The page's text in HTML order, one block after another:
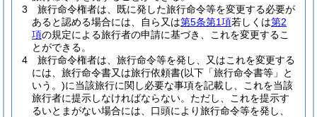
3
旅行命令権者は、既に発した旅行命令等を変更する必要が
あると認める場合には、自ら又は第5条第1項若しくは第2
項の規定による旅行者の申請に基づき、これを変更するこ
とができる。
4
旅行命令権者は、旅行命令等を発し、又はこれを変更する
には、旅行命令書又は旅行依頼書(以下「旅行命令書等」と
いう。)に当該旅行に関し必要な事項を記載し、これを当該
旅行者に提示しなければならない。 ただし、これを提示す
るいとまがない場合には、口頭により旅行命令等を発し、